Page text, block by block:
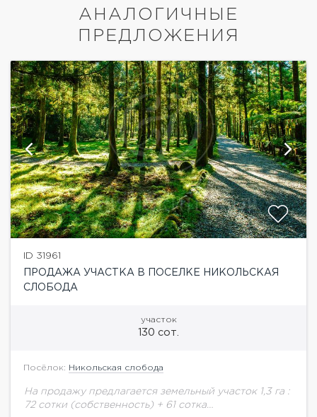
АНАЛОГИЧНЫЕ
ПРЕДЛОЖЕНИЯ
ID 31961
ПРОДАЖА УЧАСТКА В ПОСЕЛКЕ НИКОЛЬСКАЯ
СЛОБОДА
участок
130 сот.
Посёлок: Никольская слобода
На продажу предлагается земельный участок 1,3 га :
72 сотки (собственность) + 61 сотка